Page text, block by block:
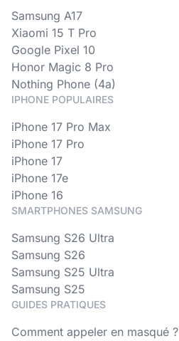
Samsung A17
Xiaomi 15 T Pro
Google Pixel 10
Honor Magic 8 Pro
Nothing Phone (4a)
IPHONE POPULAIRES
iPhone 17 Pro Max
iPhone 17 Pro
iPhone 17
iPhone 17e
iPhone 16
SMARTPHONES SAMSUNG
Samsung S26 Ultra
Samsung S26
Samsung S25 Ultra
Samsung S25
GUIDES PRATIQUES
Comment appeler en masqué ?